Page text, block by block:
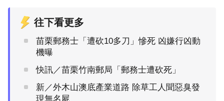
往下看更多
苗栗郵務士「遭砍10多刀」慘死 凶嫌行凶動
機曝
快訊／苗栗竹南郵局「郵務士遭砍死」
新／外木山澳底產業道路 除草工人聞惡臭發
現無名屍